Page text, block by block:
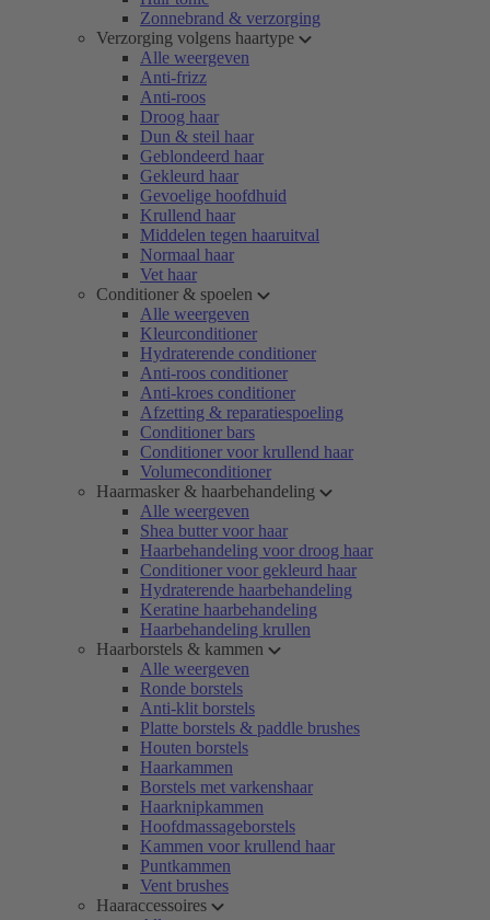
Zonnebrand & verzorging
Verzorging volgens haartype
Alle weergeven
Anti-frizz
Anti-roos
Droog haar
Dun & steil haar
Geblondeerd haar
Gekleurd haar
Gevoelige hoofdhuid
Krullend haar
Middelen tegen haaruitval
Normaal haar
Vet haar
Conditioner & spoelen
Alle weergeven
Kleurconditioner
Hydraterende conditioner
Anti-roos conditioner
Anti-kroes conditioner
Afzetting & reparatiespoeling
Conditioner bars
Conditioner voor krullend haar
Volumeconditioner
Haarmasker & haarbehandeling
Alle weergeven
Shea butter voor haar
Haarbehandeling voor droog haar
Conditioner voor gekleurd haar
Hydraterende haarbehandeling
Keratine haarbehandeling
Haarbehandeling krullen
Haarborstels & kammen
Alle weergeven
Ronde borstels
Anti-klit borstels
Platte borstels & paddle brushes
Houten borstels
Haarkammen
Borstels met varkenshaar
Haarknipkammen
Hoofdmassageborstels
Kammen voor krullend haar
Puntkammen
Vent brushes
Haaraccessoires